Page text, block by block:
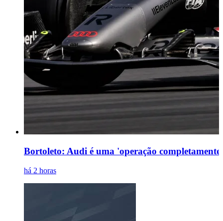
Bortoleto: Audi é uma 'operação
há 2 horas